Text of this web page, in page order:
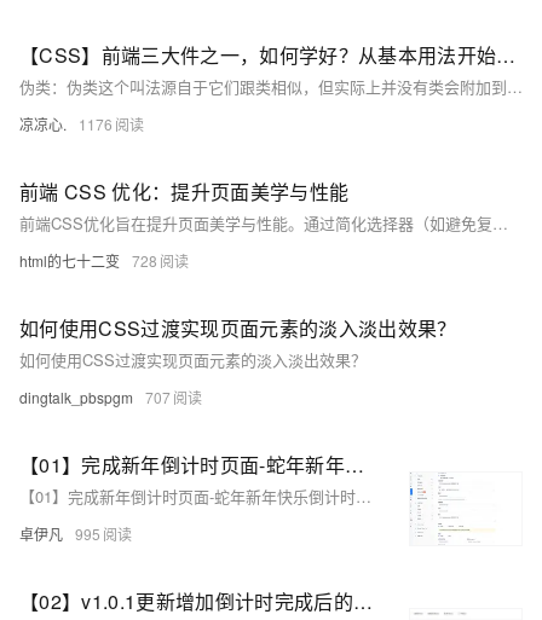
【CSS】前端三大件之一，如何学好？从基本用法开始吧！（二）：CSS伪类：UI伪类、结构化伪类；通过伪类获得子元素的第n个元素；创建一个伪元素展示在页面中；获得最后一个元素；处理聚焦元素的样式
伪类：伪类这个叫法源自于它们跟类相似，但实际上并没有类会附加到标记中的标签上。 伪类分为两种(以及新增的伪类选择器)： UI伪类：会在HTML元素处于某种状态时(例如：鼠标指针位于连接上)，为该元素应用CSS样式。 :hover 结构化伪类：会在标记中存在某种结构上的关系时 例如： 某元素是一组元素中的第一个或最后一个，为该元素应用CSS样式。 :not和:target(CSS3新增的两个特殊的伪类选择器)
凉凉心. 1176
前端 CSS 优化：提升页面美学与性能
前端CSS优化旨在提升页面美学与性能。通过简化选择器（如避免复杂后代选择器、减少通用选择器使用）、合并样式表、合理组织媒体查询，可减少浏览器计算成本和HTTP请求。利用硬件加速和优化动画帧率，确保动画流畅。定期清理冗余代码并使用缩写属性，进一步精简代码。这些策略不仅加快页面加载和渲染速度，还提升了视觉效果，为用户带来更优质的浏览体验。
html的七十二变 728
如何使用CSS过渡实现页面元素的淡入淡出效果？
如何使用CSS过渡实现页面元素的淡入淡出效果？
dingtalk_pbspgm 707
【01】完成新年倒计时页面-蛇年新年快乐倒计时领取礼物放烟花html代码优雅草科技央千澈写采用html5+div+CSS+JavaScript-优雅草卓伊凡-做一条关于新年的代码分享给你们-为了C站的分拼一下子
【01】完成新年倒计时页面-蛇年新年快乐倒计时领取礼物放烟花html代码优雅草科技央千澈写采用html5+div+CSS+JavaScript-优雅草卓伊凡-做一条关于新年的代码分享给你们-为了C站的分拼一下子
卓伊凡 995
【02】v1.0.1更新增加倒计时完成后的放烟花页面-优化播放器-优化结构目录-蛇年新年快乐倒计时领取礼物放烟花html代码优雅草科技央千澈写采用html5+div+CSS+JavaScript-优雅草卓伊凡-做一条关于新年的代码分享给你们-为了C站的分拼一下子